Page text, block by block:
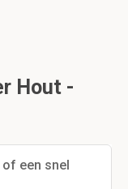
Hout -
een snel